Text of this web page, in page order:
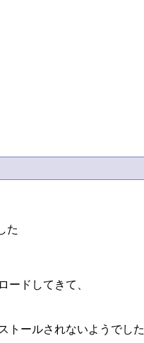
た
ードしてきて、
トールされないようでした